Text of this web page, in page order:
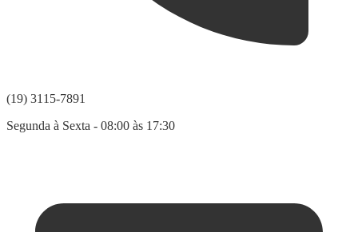
(19) 3115-7891
Segunda à Sexta - 08:00 às 17:30